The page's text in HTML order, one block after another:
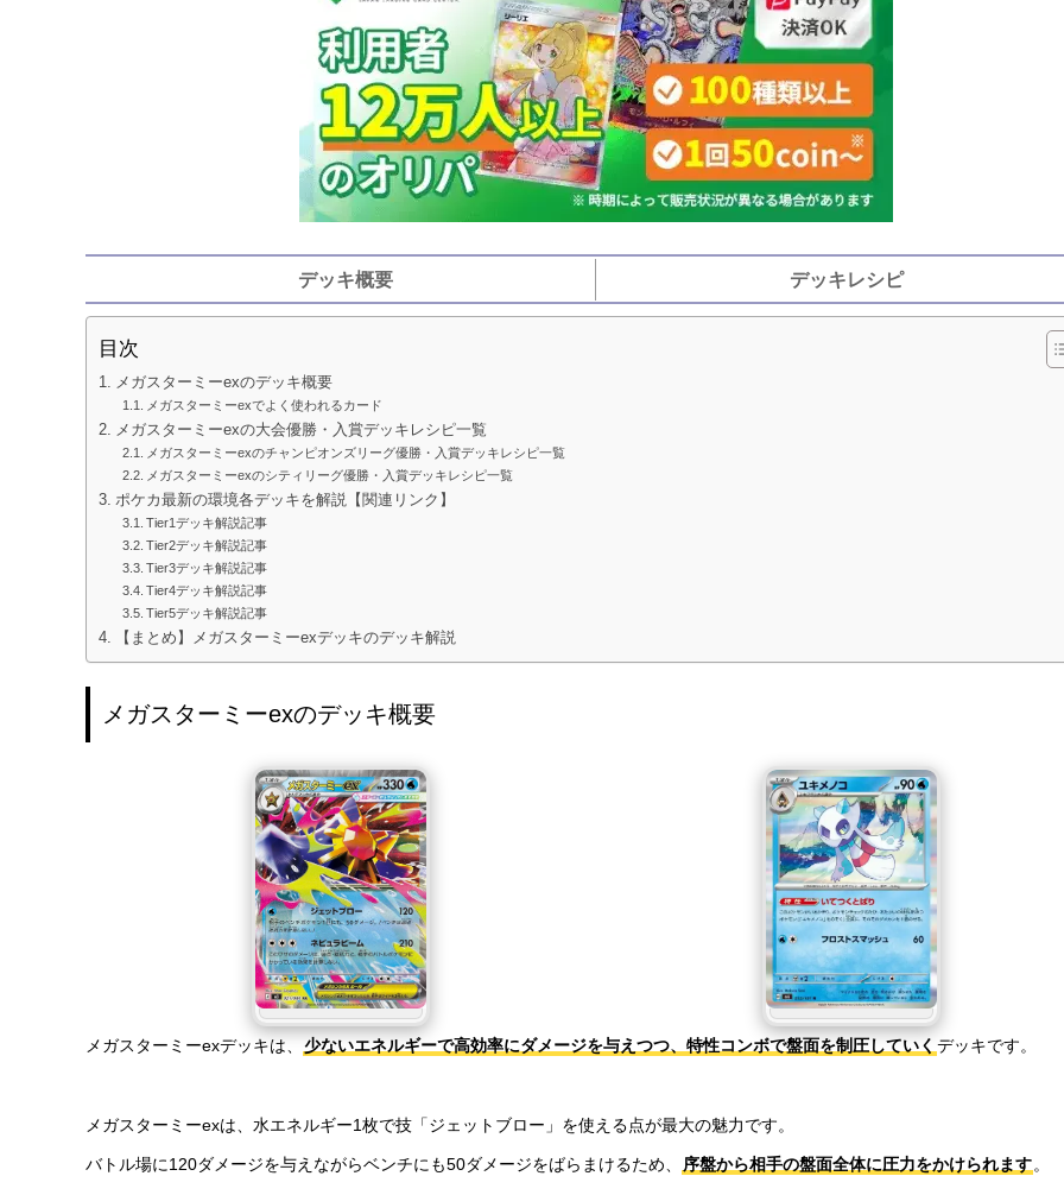
デッキ概要 デッキレシピ
目次
メガスターミーexのデッキ概要
メガスターミーexでよく使われるカード
メガスターミーexの大会優勝・入賞デッキレシピ一覧
メガスターミーexのチャンピオンズリーグ優勝・入賞デッキレシピ一覧
メガスターミーexのシティリーグ優勝・入賞デッキレシピ一覧
ポケカ最新の環境各デッキを解説【関連リンク】
Tier1デッキ解説記事
Tier2デッキ解説記事
Tier3デッキ解説記事
Tier4デッキ解説記事
Tier5デッキ解説記事
【まとめ】メガスターミーexデッキのデッキ解説
メガスターミーexのデッキ概要
メガスターミーexデッキは、 少ないエネルギーで高効率にダメージを与えつつ、特性コンボで盤面を制圧していく デッキです。
メガスターミーexは、水エネルギー1枚で技「ジェットブロー」を使える点が最大の魅力です。
バトル場に120ダメージを与えながらベンチにも50ダメージをばらまけるため、 序盤から相手の盤面全体に圧力をかけられます。